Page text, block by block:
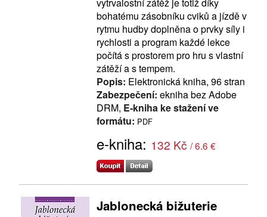
vytrvalostní zátěž je totiž díky
bohatému zásobníku cviků a jízdě v
rytmu hudby doplněna o prvky síly i
rychlosti a program každé lekce
počítá s prostorem pro hru s vlastní
zátěží a s tempem.
Popis: Elektronická kniha, 96 stran
Zabezpečení: ekniha bez Adobe
DRM, E-kniha ke stažení ve
formátu: PDF
e-kniha: 132 Kč / 6.6 €
Jablonecká bižuterie